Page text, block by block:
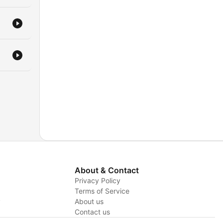
About & Contact
Privacy Policy
Terms of Service
About us
Contact us